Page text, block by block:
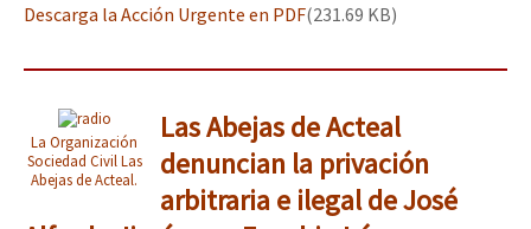
Descarga la Acción Urgente en PDF(231.69 KB)
La Organización
Sociedad Civil Las
Abejas de Acteal.
Las Abejas de Acteal
denuncian la privación
arbitraria e ilegal de José